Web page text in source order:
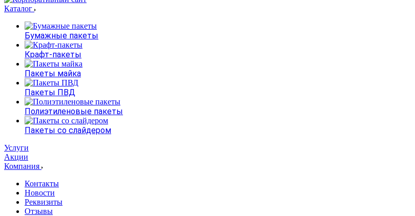
Каталог
Бумажные пакеты
Крафт-пакеты
Пакеты майка
Пакеты ПВД
Полиэтиленовые пакеты
Пакеты со слайдером
Услуги
Акции
Компания
Контакты
Новости
Реквизиты
Отзывы